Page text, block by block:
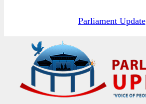
Parliament Update